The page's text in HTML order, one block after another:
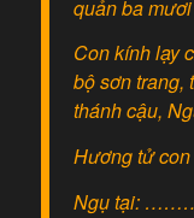
quản ba
Con kính lạy
bộ sơn trang,
thánh cậu,
Hương tử
Ngụ tại: